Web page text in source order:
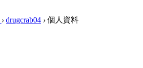
› drugcrab04 › 個人資料